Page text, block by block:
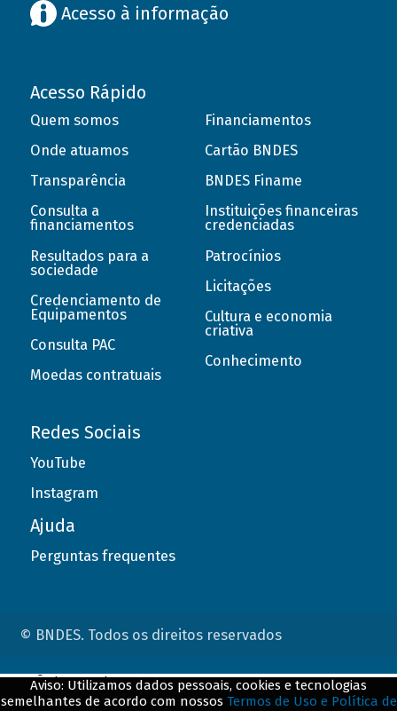
Acesso à informação
Acesso Rápido
Quem somos
Onde atuamos
Transparência
Consulta a
financiamentos
Resultados para a
sociedade
Credenciamento de
Equipamentos
Consulta PAC
Moedas contratuais
Financiamentos
Cartão BNDES
BNDES Finame
Instituições financeiras
credenciadas
Patrocínios
Licitações
Cultura e economia
criativa
Conhecimento
Redes Sociais
YouTube
Instagram
Ajuda
Perguntas frequentes
© BNDES. Todos os direitos reservados
Aviso: Utilizamos dados pessoais, cookies e tecnologias
semelhantes de acordo com nossos Termos de Uso e Política de
ConteÃºdo complementar